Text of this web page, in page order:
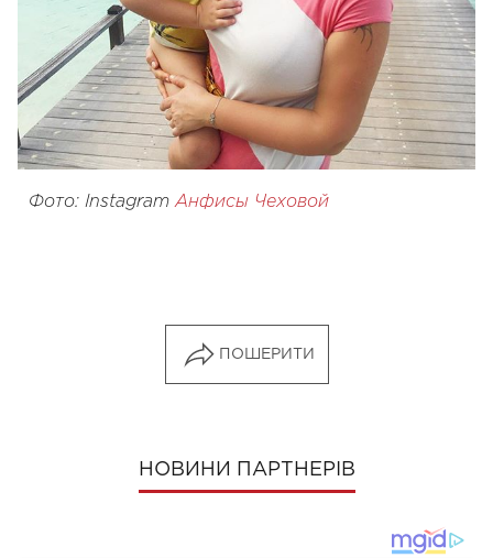
Фото: Instagram Анфисы Чеховой
ПОШЕРИТИ
НОВИНИ ПАРТНЕРІВ